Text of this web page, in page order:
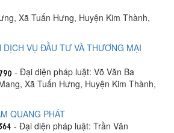
Xã Tuấn Hưng, Huyện Kim Thành,
DỊCH VỤ ĐẦU TƯ VÀ THƯƠNG MẠI
- Đại diện pháp luật: Võ Văn Ba
Xã Tuấn Hưng, Huyện Kim Thành,
QUANG PHÁT
- Đại diện pháp luật: Trần Văn